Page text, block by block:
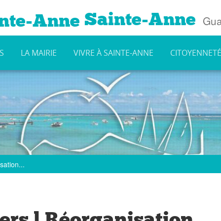
Sainte-Anne
LA MAIRIE VIVRE À SAINTE-ANNE CITOYENNETÉ